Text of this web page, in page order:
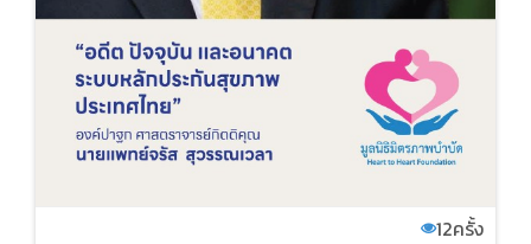
12ครั้ง